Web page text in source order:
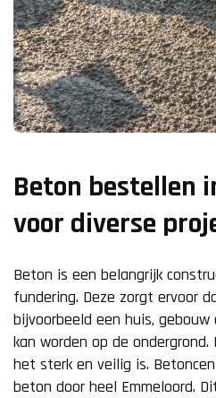
Beton bestellen
voor diverse
Beton is een belangrijk
fundering. Deze zorgt ervoor
bijvoorbeeld een huis,
kan worden op de
het sterk en veilig is.
beton door heel Emmeloord.